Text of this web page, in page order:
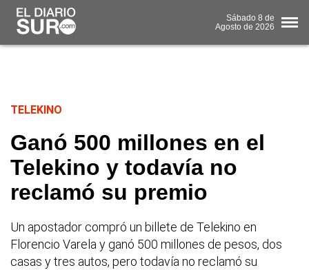
Sábado 8 de
Agosto de 2026
TELEKINO
Ganó 500 millones en el
Telekino y todavía no
reclamó su premio
Un apostador compró un billete de Telekino en
Florencio Varela y ganó 500 millones de pesos, dos
casas y tres autos, pero todavía no reclamó su